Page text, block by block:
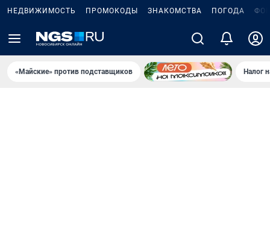
НЕДВИЖИМОСТЬ ПРОМОКОДЫ ЗНАКОМСТВА ПОГОДА
«Майские» против подставщиков Налог